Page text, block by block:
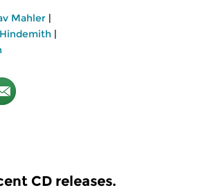
Mahler |
|
CD releases.